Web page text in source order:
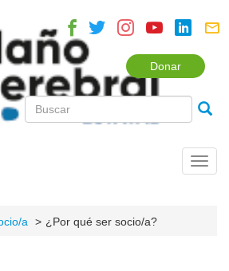
Donar
a ¿Por qué ser socio/a?